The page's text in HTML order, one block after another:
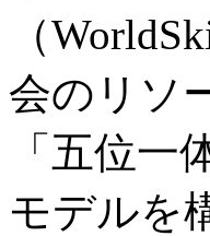
（
会のリソ
「五位
モデルを